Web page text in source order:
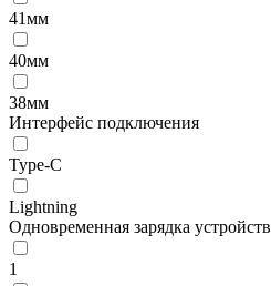
41мм
40мм
38мм
Интерфейс подключения
Type-C
Lightning
Одновременная зарядка устройств
1